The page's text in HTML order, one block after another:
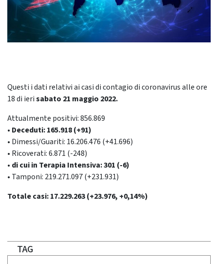
Questi i dati relativi ai casi di contagio di coronavirus alle ore
18 di ierisabato 21 maggio 2022.
Attualmente positivi: 856.869
• Deceduti: 165.918 (+91)
• Dimessi/Guariti: 16.206.476 (+41.696)
• Ricoverati: 6.871 (-248)
• di cui in Terapia Intensiva: 301 (-6)
• Tamponi: 219.271.097 (+231.931)
Totale casi: 17.229.263 (+23.976, +0,14%)
TAG